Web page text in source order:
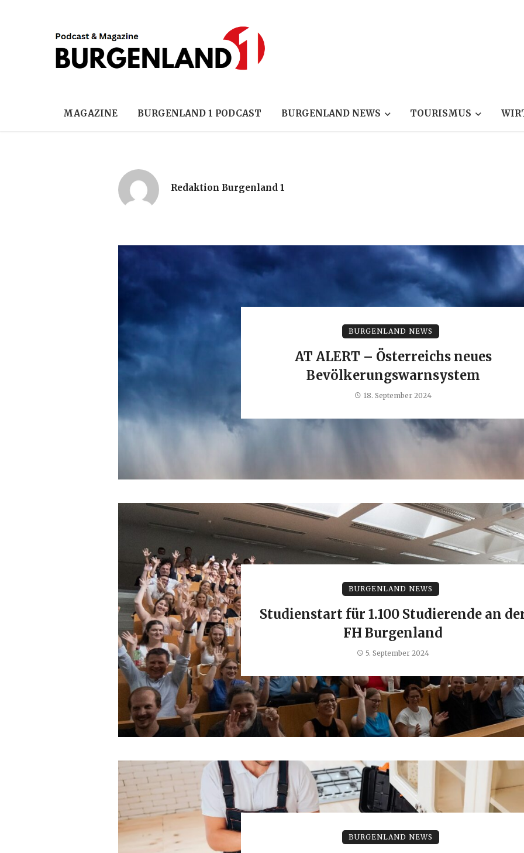
MAGAZINE BURGENLAND 1 PODCAST BURGENLAND NEWS TOURISMUS
Redaktion Burgenland 1
BURGENLAND NEWS
AT ALERT – Österreichs neues
Bevölkerungswarnsystem
18. September 2024
BURGENLAND NEWS
Studienstart für 1.100 Studierende an
FH Burgenland
5. September 2024
BURGENLAND NEWS